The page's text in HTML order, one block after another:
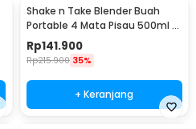
Shake n Take Blender Buah
Portable 4 Mata Pisau 500ml -
VT-04
Rp141.900
Rp215.900 35%
+ Keranjang